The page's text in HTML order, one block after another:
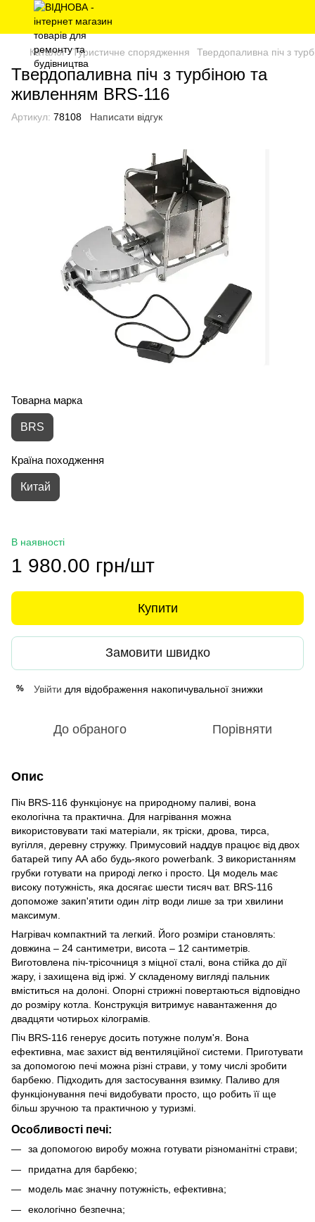
Каталог Туристичне спорядження Твердопаливна піч з
Твердопаливна піч з турбiною та
живленням BRS-116
Артикул: 78108 Написати відгук
Товарна марка
BRS
Країна походження
Китай
В наявності
1 980.00 грн/шт
Купити
Замовити швидко
% Увійти для відображення накопичувальної знижки
До обраного Порівняти
Опис
Піч BRS-116 функціонує на природному паливі, вона
екологічна та практична. Для нагрівання можна
використовувати такі матеріали, як тріски, дрова, тирса,
вугілля, деревну стружку. Примусовий наддув працює від двох
батарей типу АА або будь-якого powerbank. З використанням
грубки готувати на природі легко і просто. Ця модель має
високу потужність, яка досягає шести тисяч ват. BRS-116
допоможе закип'ятити один літр води лише за три хвилини
максимум.
Нагрівач компактний та легкий. Його розміри становлять:
довжина – 24 сантиметри, висота – 12 сантиметрів.
Виготовлена піч-трісочниця з міцної сталі, вона стійка до дії
жару, і захищена від іржі. У складеному вигляді пальник
вміститься на долоні. Опорні стрижні повертаються відповідно
до розміру котла. Конструкція витримує навантаження до
двадцяти чотирьох кілограмів.
Піч BRS-116 генерує досить потужне полум'я. Вона
ефективна, має захист від вентиляційної системи. Приготувати
за допомогою печі можна різні страви, у тому числі зробити
барбекю. Підходить для застосування взимку. Паливо для
функціонування печі видобувати просто, що робить її ще
більш зручною та практичною у туризмі.
Особливості печі:
за допомогою виробу можна готувати різноманітні страви;
придатна для барбекю;
модель має значну потужність, ефективна;
екологічно безпечна;